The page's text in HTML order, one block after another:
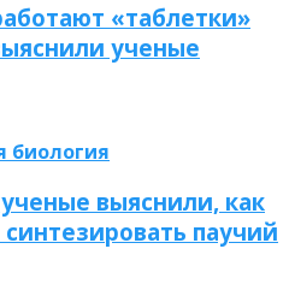
«таблетки»
ученые
биология
выяснили, как
паучий